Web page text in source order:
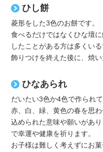
ひし餅
菱形をした3色のお餅です。
食べるだけではなくひな壇
したことがある方は多くいる
飾りつけを終えた後に、焼
ひなあられ
だいたい3色か4色で作られて
赤、白、緑、黄色の春を思
込められた意味や願いがあ
で幸運や健康を祈ります。
お子様は難しく考えずにお